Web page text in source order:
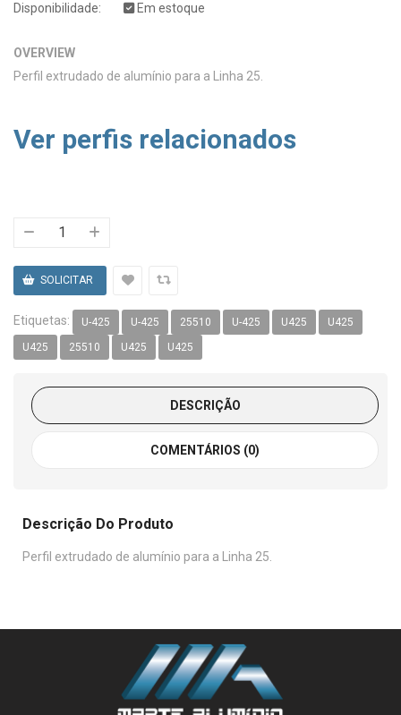
Disponibilidade:
Em estoque
OVERVIEW
Perfil extrudado de alumínio para a Linha 25.
Ver perfis relacionados
Etiquetas: U-425 U-425 25510 U-425 U425 U425
U425 25510 U425 U425
DESCRIÇÃO
COMENTÁRIOS (0)
Descrição Do Produto
Perfil extrudado de alumínio para a Linha 25.